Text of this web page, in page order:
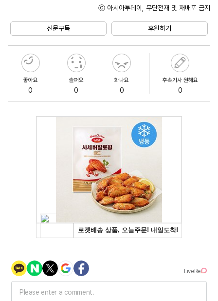
ⓒ 아시아투데이, 무단전재 및 재배포 금지
신문구독 후원하기
좋아요
0
슬퍼요
0
화나요
0
후속기사 원해요
0